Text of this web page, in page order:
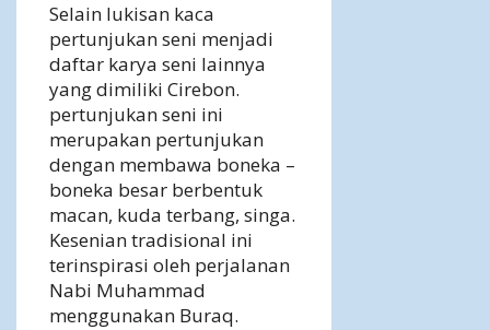
Selain lukisan kaca
pertunjukan seni menjadi
daftar karya seni lainnya
yang dimiliki Cirebon.
pertunjukan seni ini
merupakan pertunjukan
dengan membawa boneka –
boneka besar berbentuk
macan, kuda terbang, singa.
Kesenian tradisional ini
terinspirasi oleh perjalanan
Nabi Muhammad
menggunakan Buraq.